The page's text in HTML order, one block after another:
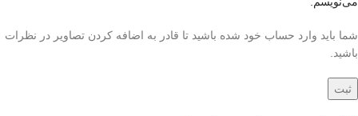
شما باید وارد حساب خود شده باشید تا قادر به اضافه کردن تصاویر در نظرات
باشید.